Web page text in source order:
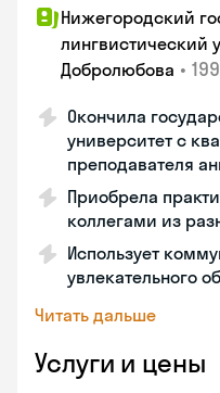
Нижегородский
лингвистический
Добролюбова •
Окончила
университет с
преподавателя
Приобрела
коллегами из
Использует
увлекательного
Читать дальше
Услуги и цены